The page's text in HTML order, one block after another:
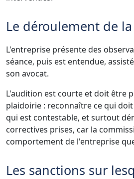
Le déroulement de
L'entreprise présente des
séance, puis est entendue,
son avocat.
L'audition est courte et doit être
plaidoirie : reconnaître ce qui
qui est contestable, et surtout
correctives prises, car la
comportement de l'entreprise
Les sanctions sur